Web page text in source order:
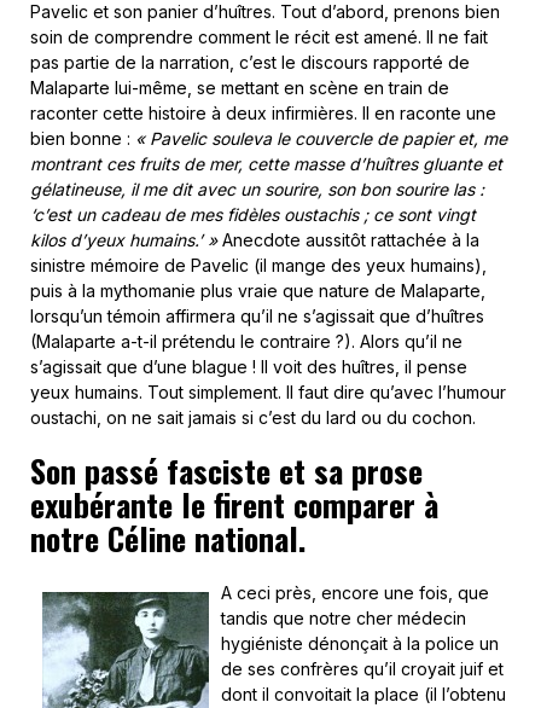
Pavelic et son panier d’huîtres. Tout d’abord, prenons bien
soin de comprendre comment le récit est amené. Il ne fait
pas partie de la narration, c’est le discours rapporté de
Malaparte lui-même, se mettant en scène en train de
raconter cette histoire à deux infirmières. Il en raconte une
bien bonne : « Pavelic souleva le couvercle de papier et, me
montrant ces fruits de mer, cette masse d’huîtres gluante et
gélatineuse, il me dit avec un sourire, son bon sourire las :
‘c’est un cadeau de mes fidèles oustachis ; ce sont vingt
kilos d’yeux humains.’ »Anecdote aussitôt rattachée à la
sinistre mémoire de Pavelic (il mange des yeux humains),
puis à la mythomanie plus vraie que nature de Malaparte,
lorsqu’un témoin affirmera qu’il ne s’agissait que d’huîtres
(Malaparte a-t-il prétendu le contraire ?). Alors qu’il ne
s’agissait que d’une blague ! Il voit des huîtres, il pense
yeux humains. Tout simplement. Il faut dire qu’avec l’humour
oustachi, on ne sait jamais si c’est du lard ou du cochon.
Son passé fasciste et sa prose
exubérante le firent comparer à
notre Céline national.
A ceci près, encore une fois, que
tandis que notre cher médecin
hygiéniste dénonçait à la police un
de ses confrères qu’il croyait juif et
dont il convoitait la place (il l’obtenu